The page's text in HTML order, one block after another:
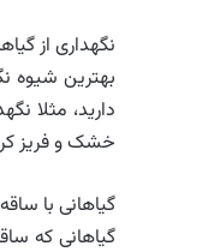
نگهداری از
بهترین شیوه
دارید، مثلا
خشک و فریز
گیاهانی با
گیاهانی که